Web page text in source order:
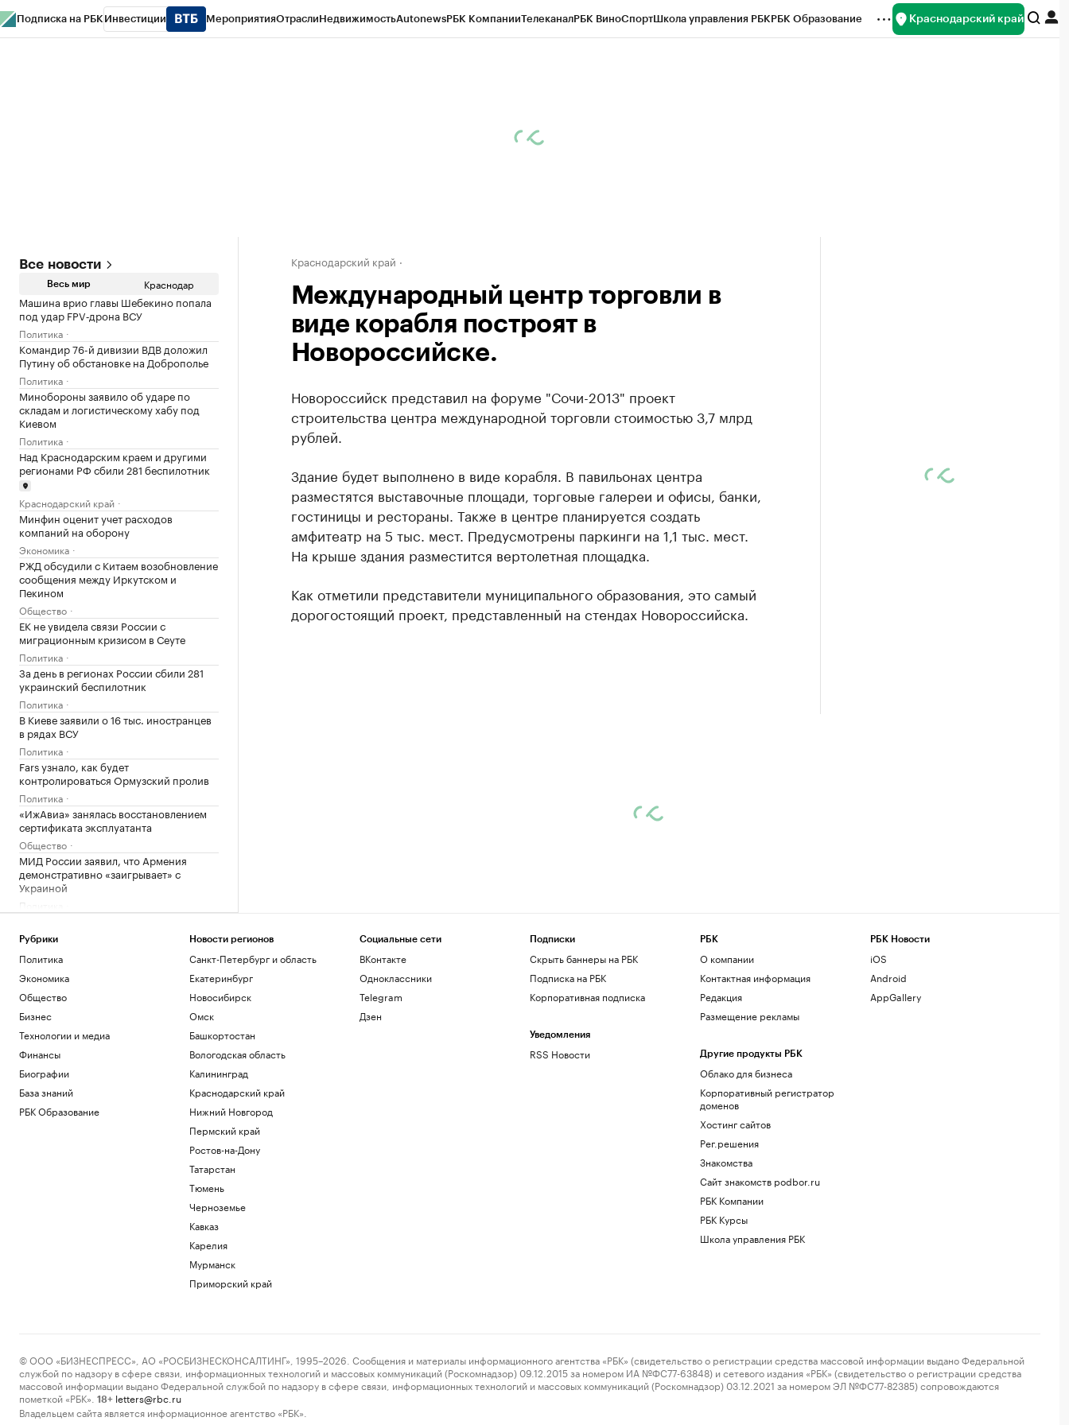
Подписка на РБК Инвестиции МероприятияОтраслиНедвижимостьAutonewsРБК КомпанииТелеканалРБК ВиноСпортШкола управления РБКРБК Образование Краснодарский край
Все новости
Весь мир Краснодар
Машина врио главы Шебекино попала
под удар FPV‑дрона ВСУ
Политика
Командир 76-й дивизии ВДВ доложил
Путину об обстановке на Доброполье
Политика
Минобороны заявило об ударе по
складам и логистическому хабу под
Киевом
Политика
Над Краснодарским краем и другими
регионами РФ сбили 281 беспилотник
Краснодарский край
Минфин оценит учет расходов
компаний на оборону
Экономика
РЖД обсудили с Китаем возобновление
сообщения между Иркутском и
Пекином
Общество
ЕК не увидела связи России с
миграционным кризисом в Сеуте
Политика
За день в регионах России сбили 281
украинский беспилотник
Политика
В Киеве заявили о 16 тыс. иностранцев
в рядах ВСУ
Политика
Fars узнало, как будет
контролироваться Ормузский пролив
Политика
«ИжАвиа» занялась восстановлением
сертификата эксплуатанта
Общество
МИД России заявил, что Армения
демонстративно «заигрывает» с
Украиной
Политика
пространства на первых этажах
Как принять квартиру в новостройке и
не пропустить дефекты
РБК Компании
Минобороны показало удар «Гераней»
Александрова первой вышла в
четвертый круг «тысячника» WTA в
Торонто
Спорт
Балицкий сообщил об ударе дрона ВСУ
повреждении украинского памятника в
Бывший сотрудник Google запустил
сервис, пародирующий работу чат-
Краснодарский край
Международный центр торговли в
виде корабля построят в
Новороссийске.
Новороссийск представил на форуме "Сочи-2013" проект
строительства центра международной торговли стоимостью 3,7 млрд
рублей.
Здание будет выполнено в виде корабля. В павильонах центра
разместятся выставочные площади, торговые галереи и офисы, банки,
гостиницы и рестораны. Также в центре планируется создать
амфитеатр на 5 тыс. мест. Предусмотрены паркинги на 1,1 тыс. мест.
На крыше здания разместится вертолетная площадка.
Как отметили представители муниципального образования, это самый
дорогостоящий проект, представленный на стендах Новороссийска.
Рубрики
Политика
Экономика
Общество
Бизнес
Технологии и медиа
Финансы
Биографии
База знаний
РБК Образование
Новости регионов
Санкт-Петербург и область
Екатеринбург
Новосибирск
Омск
Башкортостан
Вологодская область
Калининград
Краснодарский край
Нижний Новгород
Пермский край
Ростов-на-Дону
Татарстан
Тюмень
Черноземье
Кавказ
Карелия
Мурманск
Приморский край
Социальные сети
ВКонтакте
Одноклассники
Telegram
Дзен
Подписки
Скрыть баннеры на РБК
Подписка на РБК
Корпоративная подписка
Уведомления
RSS Новости
РБК
О компании
Контактная информация
Редакция
Размещение рекламы
Другие продукты РБК
Облако для бизнеса
Корпоративный регистратор
доменов
Хостинг сайтов
Рег.решения
Знакомства
Сайт знакомств podbor.ru
РБК Компании
РБК Курсы
Школа управления РБК
РБК Новости
iOS
Android
AppGallery
© ООО «БИЗНЕСПРЕСС», АО «РОСБИЗНЕСКОНСАЛТИНГ», 1995–2026. Сообщения и материалы информационного агентства «РБК» (свидетельство о регистрации средства массовой информации выдано Федеральной
службой по надзору в сфере связи, информационных технологий и массовых коммуникаций (Роскомнадзор) 09.12.2015 за номером ИА №ФС77-63848) и сетевого издания «РБК» (свидетельство о регистрации средства
массовой информации выдано Федеральной службой по надзору в сфере связи, информационных технологий и массовых коммуникаций (Роскомнадзор) 03.12.2021 за номером ЭЛ №ФС77-82385) сопровождаются
пометкой «РБК».
18+ letters@rbc.ru
Владельцем сайта является информационное агентство «РБК».